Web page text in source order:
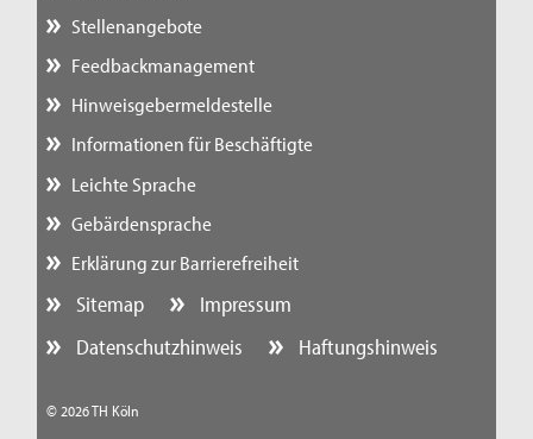
Stellenangebote
Feedbackmanagement
Hinweisgebermeldestelle
Informationen für Beschäftigte
Leichte Sprache
Gebärdensprache
Erklärung zur Barrierefreiheit
Sitemap
Impressum
Datenschutzhinweis
Haftungshinweis
© 2026 TH Köln